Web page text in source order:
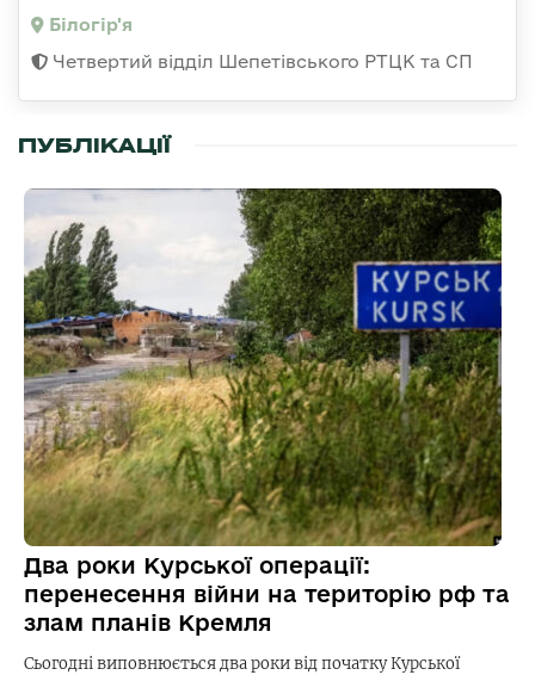
Білогір'я
Четвертий відділ Шепетівського РТЦК та СП
ПУБЛІКАЦІЇ
Два роки Курської операції:
перенесення війни на територію рф та
злам планів Кремля
Сьогодні виповнюється два роки від початку Курської